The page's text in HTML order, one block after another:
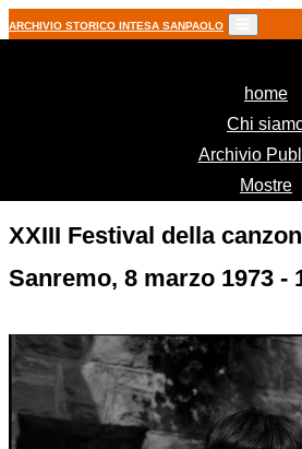
ARCHIVIO STORICO INTESA SANPAOLO
home
Chi
Archivio
Mostre
XXIII Festival della
Sanremo, 8 marzo 1973 -